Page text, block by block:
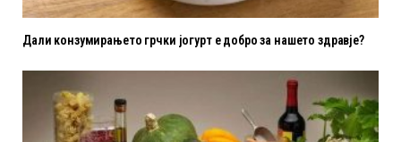
Дали конзумирањето грчки јогурт е добро за нашето здравје?